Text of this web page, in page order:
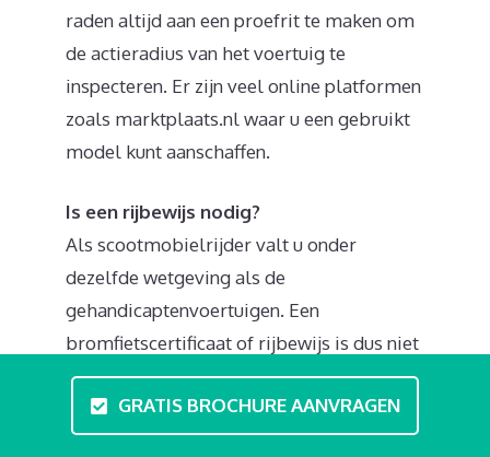
raden altijd aan een proefrit te maken om
de actieradius van het voertuig te
inspecteren. Er zijn veel online platformen
zoals marktplaats.nl waar u een gebruikt
model kunt aanschaffen.
Is een rijbewijs nodig?
Als scootmobielrijder valt u onder
dezelfde wetgeving als de
gehandicaptenvoertuigen. Een
bromfietscertificaat of rijbewijs is dus niet
nodig. Informeer zeker eens naar de
mogelijkheden voor een
rijvaardigheidscursus of theorielessen
GRATIS BROCHURE AANVRAGEN